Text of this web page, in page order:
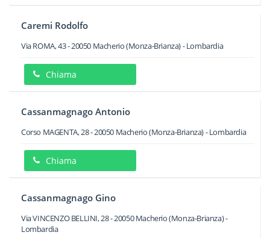
Caremi Rodolfo
Via ROMA, 43-20050 Macherio(Monza-Brianza) -Lombardia
Chiama
Cassanmagnago Antonio
Corso MAGENTA, 28-20050 Macherio(Monza-Brianza) -Lombardia
Chiama
Cassanmagnago Gino
Via VINCENZO BELLINI, 28-20050 Macherio(Monza-Brianza) -
Lombardia